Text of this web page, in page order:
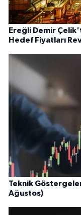
Ereğli Demir
Hedef Fiyatları
Teknik
Ağustos)